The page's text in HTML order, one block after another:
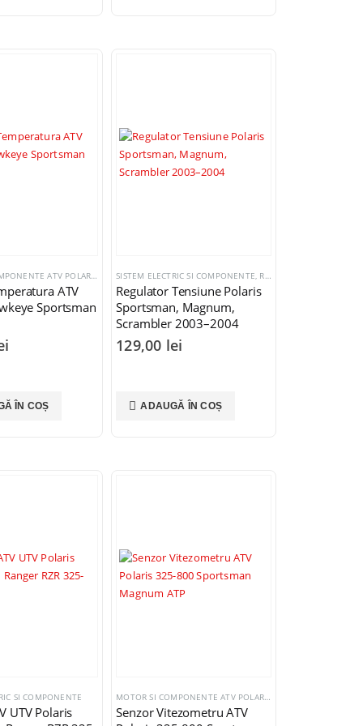
SI COMPONENTE,SENZORI TEMPERATURA APA
MOTOR SI COMPONENTE ATV POLARIS SISTEM ELECTRIC SI COMPONENTE,SENZORI TEMPERATURA APA
ATV
Sportsman
ÎN COȘ
SISTEM ELECTRIC SI COMPONENTE, REGULATORI TENSIUNE
Regulator Tensiune Polaris
Sportsman, Magnum,
Scrambler 2003–2004
129,00 lei
ADAUGĂ ÎN COȘ
SI COMPONENTE
UTV Polaris
MOTOR SI COMPONENTE ATV POLARIS
Senzor Vitezometru ATV